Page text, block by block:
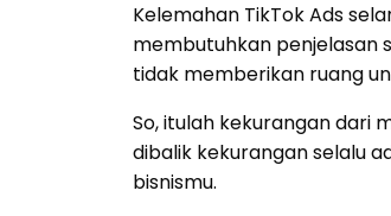
Kelemahan TikTok Ads
membutuhkan penjelasan
tidak memberikan ruang
So, itulah kekurangan dari
dibalik kekurangan selalu
bisnismu.